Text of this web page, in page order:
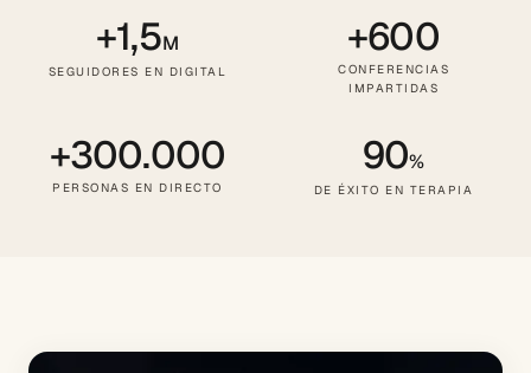
+1,5M
SEGUIDORES EN DIGITAL
+600
CONFERENCIAS
IMPARTIDAS
+300.000
PERSONAS EN DIRECTO
90%
DE ÉXITO EN TERAPIA